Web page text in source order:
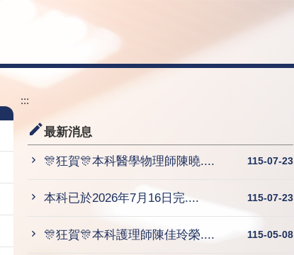
:::
最新消息
115-07-23
🎊狂賀🎊本科醫學物理師陳曉....
115-07-23
本科已於2026年7月16日完....
115-05-08
🎊狂賀🎊本科護理師陳佳玲榮....